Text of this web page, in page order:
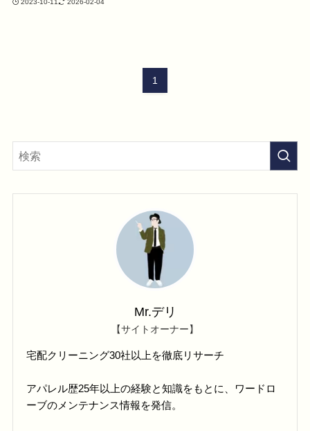
1
Mr.デリ
【サイトオーナー】
宅配クリーニング30社以上を徹底リサーチ
アパレル歴25年以上の経験と知識をもとに、ワードロ
ーブのメンテナンス情報を発信。